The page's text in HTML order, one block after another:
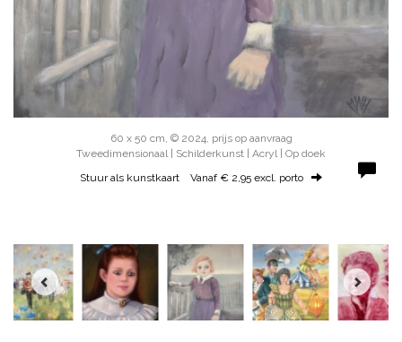
60 x 50 cm, © 2024, prijs op aanvraag
Tweedimensionaal | Schilderkunst | Acryl | Op doek
Stuur als kunstkaart Vanaf € 2,95 excl. porto